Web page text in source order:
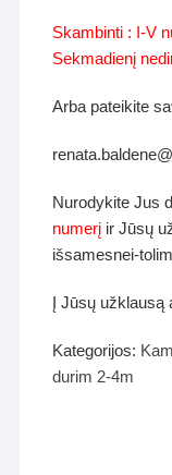
Skambinti : I-V
Sekmadienį
Arba pateikite
Nurodykite Jus
numerį ir Jūsų
išsamesnei-
Į Jūsų užklausą
Kategorijos:
durim 2-4m